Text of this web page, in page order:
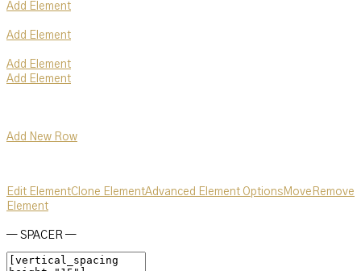
Add Element
Add Element
Add Element
Add Element
Add New Row
Edit ElementClone ElementAdvanced Element Options Move Remove
Element
— SPACER —